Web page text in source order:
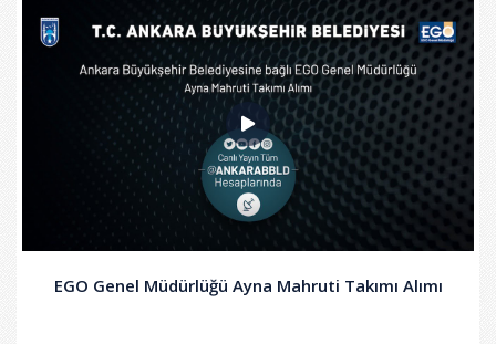
EGO Genel Müdürlüğü Ayna Mahruti Takımı Alımı